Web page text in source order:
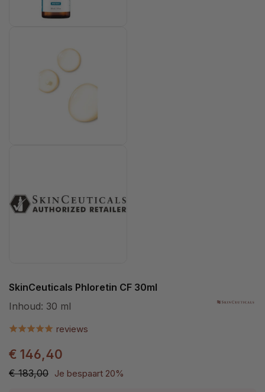
SkinCeuticals Phloretin CF 30ml
Inhoud: 30 ml
reviews
€ 146,40
€ 183,00 Je bespaart 20%